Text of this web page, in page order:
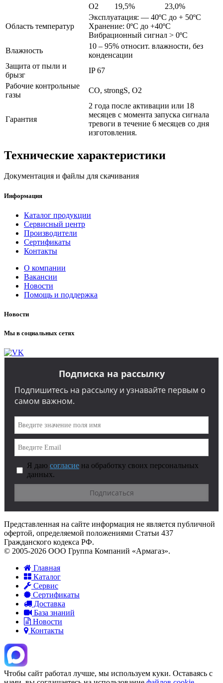
O2
19,5% 23,0%
Область температур
Эксплуатация: — 40ºС до + 50ºС
Хранение: 0ºС до +40ºС
Вибрационный сигнал > 0ºС
Влажность
10 – 95% относит. влажности, без
конденсации
Защита от пыли и
брызг
IP 67
Рабочие контрольные
газы
CO, strongS, O2
Гарантия
2 года после активации или 18
месяцев с момента запуска сигнала
тревоги в течение 6 месяцев со дня
изготовления.
Технические характеристики
Документация и файлы для скачивания
Информация
Каталог продукции
Сервисный центр
Производители
Сертификаты
Контакты
О компании
Вакансии
Новости
Помощь и поддержка
Новости
Мы в социальных сетях
Подписка на рассылку
Подпишитесь на рассылку и узнавайте первым о
самом важном.
Я даю согласие на обработку своих персональных
данных.
Представленная на сайте информация не является публичной
офертой, определяемой положениями Статьи 437
Гражданского кодекса РФ.
© 2005-2026 ООО Группа Компаний «Армагаз».
Главная
Каталог
Сервис
Сертификаты
Доставка
База знаний
Новости
Контакты
Чтобы сайт работал лучше, мы используем куки. Оставаясь с